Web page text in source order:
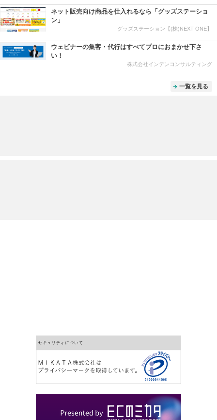
ネット販売向け商品を仕入れるなら「グッズステーショ
ン」
グッズステーション【(株)NEXT ONE】
ウェビナーの集客・代行はすべてプロにおまかせ下さ
い！
株式会社インデンコンサルティング
一覧を見る